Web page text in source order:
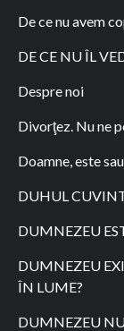
De ce nu avem
DE CE NU ÎL
Despre noi
Divorţez. Nu ne
Doamne, este
DUHUL
DUMNEZEU
DUMNEZEU
ÎN LUME?
DUMNEZEU